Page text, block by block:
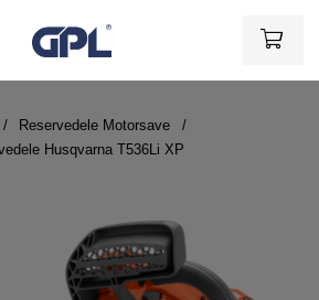
Reservedele Motorsave
Husqvarna T536Li XP